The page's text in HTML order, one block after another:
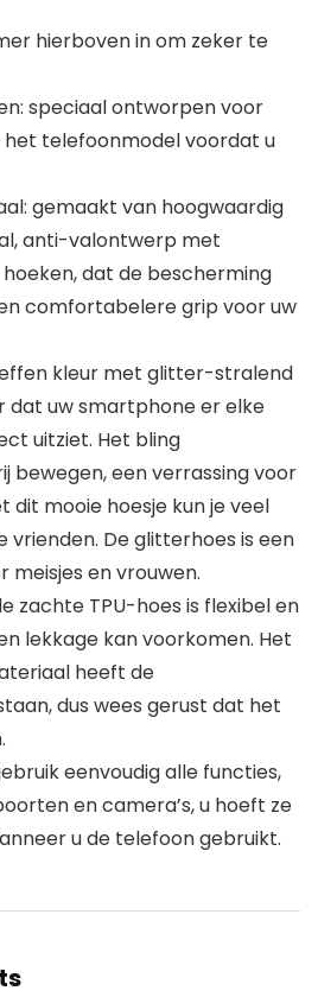
hierboven in om zeker te
speciaal ontworpen voor
het telefoonmodel voordat u
gemaakt van hoogwaardig
anti-valontwerp met
dat de bescherming
comfortabelere grip voor uw
kleur met glitter-stralend
uw smartphone er elke
uitziet. Het bling
bewegen, een verrassing voor
dit mooie hoesje kun je veel
vrienden. De glitterhoes is een
meisjes en vrouwen.
zachte TPU-hoes is flexibel en
lekkage kan voorkomen. Het
heeft de
dus wees gerust dat het
eenvoudig alle functies,
en camera’s, u hoeft ze
u de telefoon gebruikt.